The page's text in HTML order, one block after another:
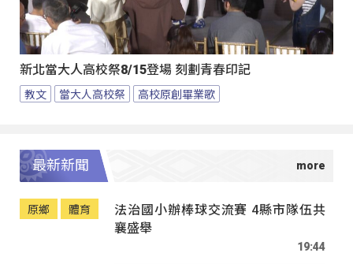
新北當大人高校祭8/15登場 刻劃青春印記
教文 當大人高校祭 高校原創畢業歌
最新新聞
原鄉 體育
法治國小辦棒球交流賽 4縣市隊伍共
襄盛舉
19:44